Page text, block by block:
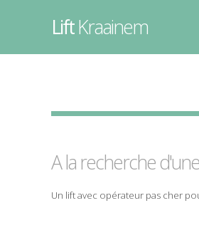
LiftKraainem
A la recherche
Un lift avec opérateur pas cher